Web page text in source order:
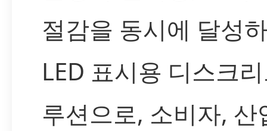
절감을 동시에 달성
LED 표시용 디스크
루션으로, 소비자, 산